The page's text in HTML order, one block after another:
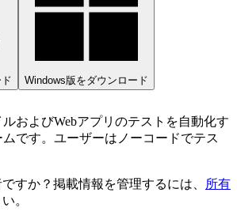
Windows版をダウンロード
ルおよびWebアプリのテストを自動化す
です。ユーザーはノーコードでテス
すか？掲載情報を管理するには、
所有
。